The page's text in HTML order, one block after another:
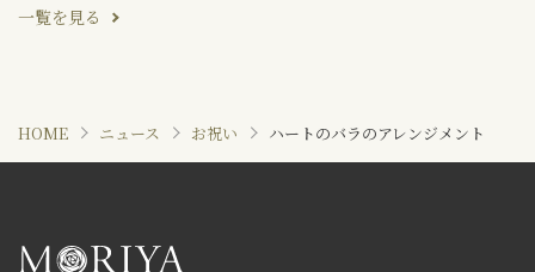
一覧を見る
HOME ニュース お祝い ハートのバラのアレンジメント